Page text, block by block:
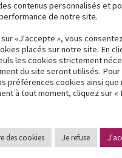
contenus personnalisés et
de notre site.
sur «J'accepte », vous
placés sur notre site. En
les cookies strictement
du site seront utilisés. Pour
préférences cookies ainsi
à tout moment, cliquez sur «
des cookies Je refuse